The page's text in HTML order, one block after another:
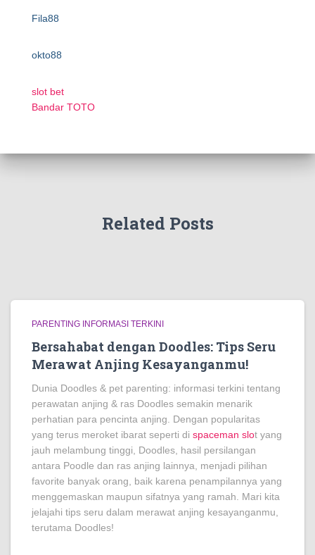
Fila88
okto88
slot bet
Bandar TOTO
Related Posts
PARENTING INFORMASI TERKINI
Bersahabat dengan Doodles: Tips Seru
Merawat Anjing Kesayanganmu!
Dunia Doodles & pet parenting: informasi terkini tentang
perawatan anjing & ras Doodles semakin menarik
perhatian para pencinta anjing. Dengan popularitas
yang terus meroket ibarat seperti di spaceman slot yang
jauh melambung tinggi, Doodles, hasil persilangan
antara Poodle dan ras anjing lainnya, menjadi pilihan
favorite banyak orang, baik karena penampilannya yang
menggemaskan maupun sifatnya yang ramah. Mari kita
jelajahi tips seru dalam merawat anjing kesayanganmu,
terutama Doodles!